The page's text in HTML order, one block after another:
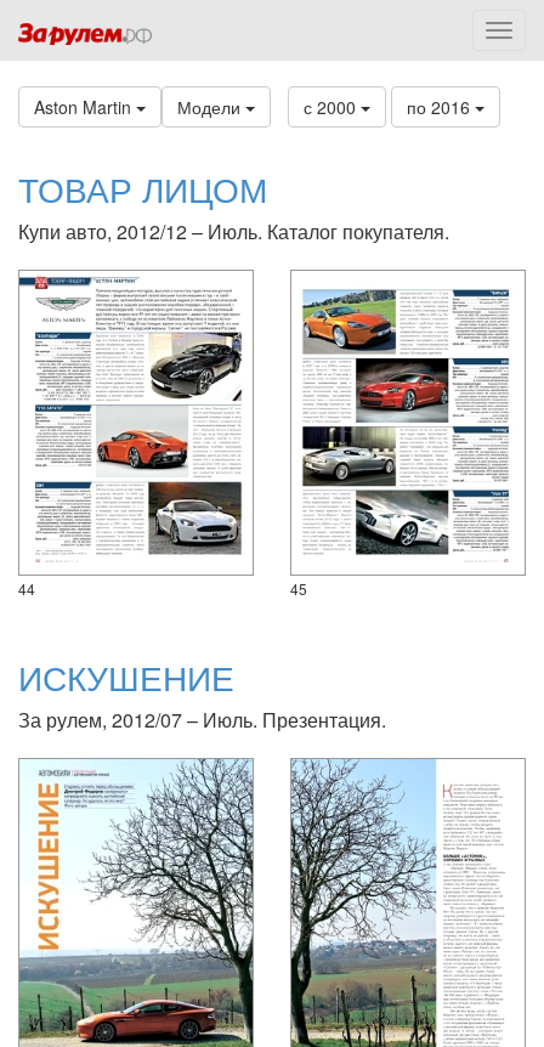
Aston Martin Модели с 2000 по 2016
ТОВАР ЛИЦОМ
Купи авто, 2012/12 – Июль. Каталог покупателя.
44 45
ИСКУШЕНИЕ
За рулем, 2012/07 – Июль. Презентация.